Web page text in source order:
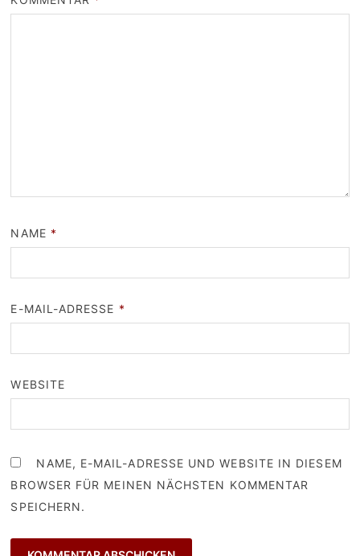
NAME *
E-MAIL-ADRESSE *
WEBSITE
NAME, E-MAIL-ADRESSE UND WEBSITE IN DIESEM
BROWSER FÜR MEINEN NÄCHSTEN KOMMENTAR
SPEICHERN.